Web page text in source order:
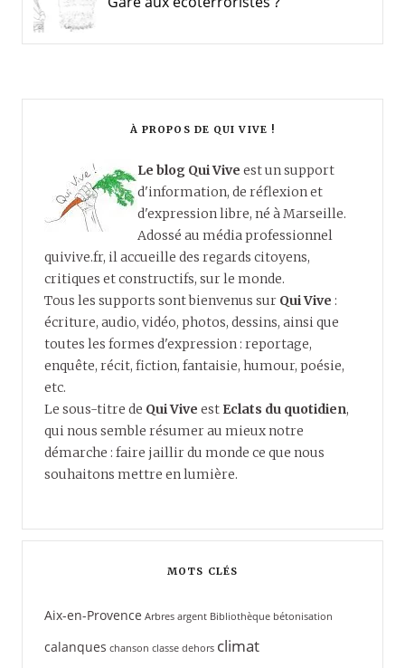
À PROPOS DE QUI VIVE !
Le blog Qui Vive est un support
d'information, de réflexion et
d'expression libre, né à Marseille.
Adossé au média professionnel
quivive.fr, il accueille des regards citoyens,
critiques et constructifs, sur le monde.
Tous les supports sont bienvenus sur Qui Vive :
écriture, audio, vidéo, photos, dessins, ainsi que
toutes les formes d'expression : reportage,
enquête, récit, fiction, fantaisie, humour, poésie,
etc.
Le sous-titre de Qui Vive est Eclats du quotidien,
qui nous semble résumer au mieux notre
démarche : faire jaillir du monde ce que nous
souhaitons mettre en lumière.
MOTS CLÉS
Aix-en-Provence Arbres argent Bibliothèque bétonisation
calanques chanson classe dehors climat